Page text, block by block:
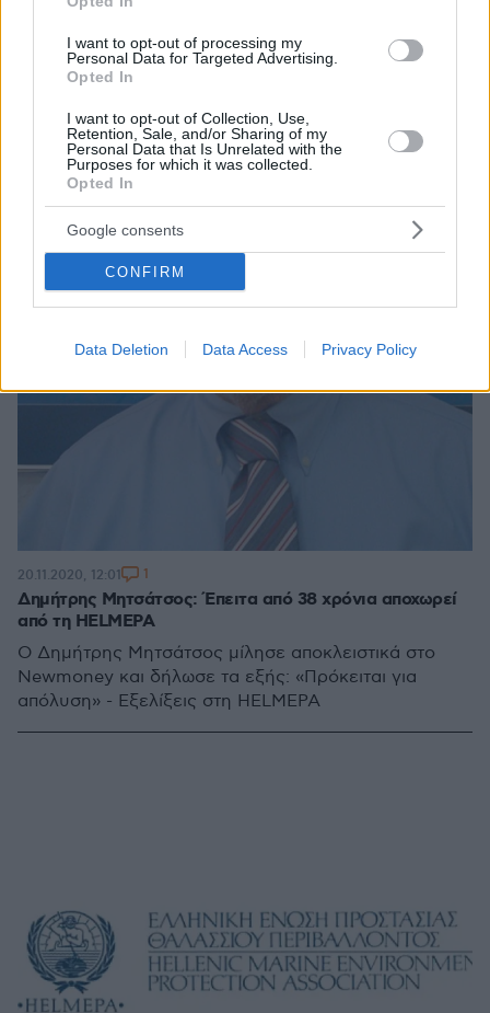
I want to opt-out of processing my
Personal Data for Targeted Advertising.
Opted In
I want to opt-out of Collection, Use,
Retention, Sale, and/or Sharing of my
Personal Data that Is Unrelated with the
Purposes for which it was collected.
Opted In
Google consents
CONFIRM
Data Deletion Data Access Privacy Policy
συνέλλεξαν και κατέγραψαν 103.548 απορρίμματα
συνολικού βάρους 12 τόνων
Δημήτρης Μητσάτσος: Έπειτα από 38 χρόνια αποχωρεί
από τη HELMEPA
O Δημήτρης Μητσάτσος μίλησε αποκλειστικά στο
Newmoney και δήλωσε τα εξής: «Πρόκειται για
απόλυση» - Εξελίξεις στη HELMEPA
20.11.2020, 12:01 1